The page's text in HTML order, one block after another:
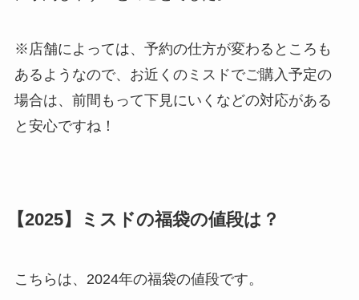
※店舗によっては、予約の仕方が変わるところも
あるようなので、お近くのミスドでご購入予定の
場合は、前間もって下見にいくなどの対応がある
と安心ですね！
【2025】ミスドの福袋の値段は？
こちらは、2024年の福袋の値段です。